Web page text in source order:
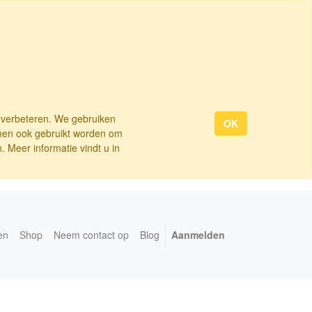
We gebruiken
ook gebruikt worden om
Meer informatie vindt u in
OK
Shop Neem contact op Blog Aanmelden